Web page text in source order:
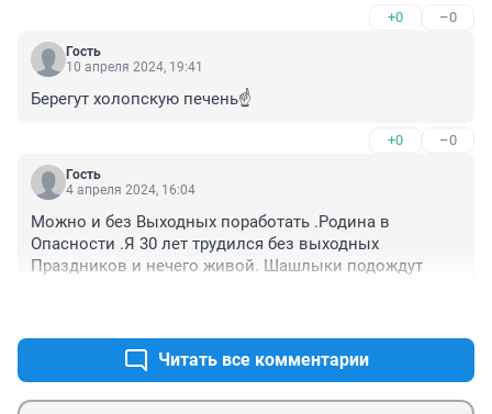
комментариев много, о эта тема стоит в топе, но
никак не в УФА1.
+0 –0
Гость
10 апреля 2024, 19:41
Берегут холопскую печень☝️
+0 –0
Гость
4 апреля 2024, 16:04
Можно и без Выходных поработать .Родина в
Опасности .Я 30 лет трудился без выходных
Праздников и нечего живой. Шашлыки подождут
Читать все комментарии